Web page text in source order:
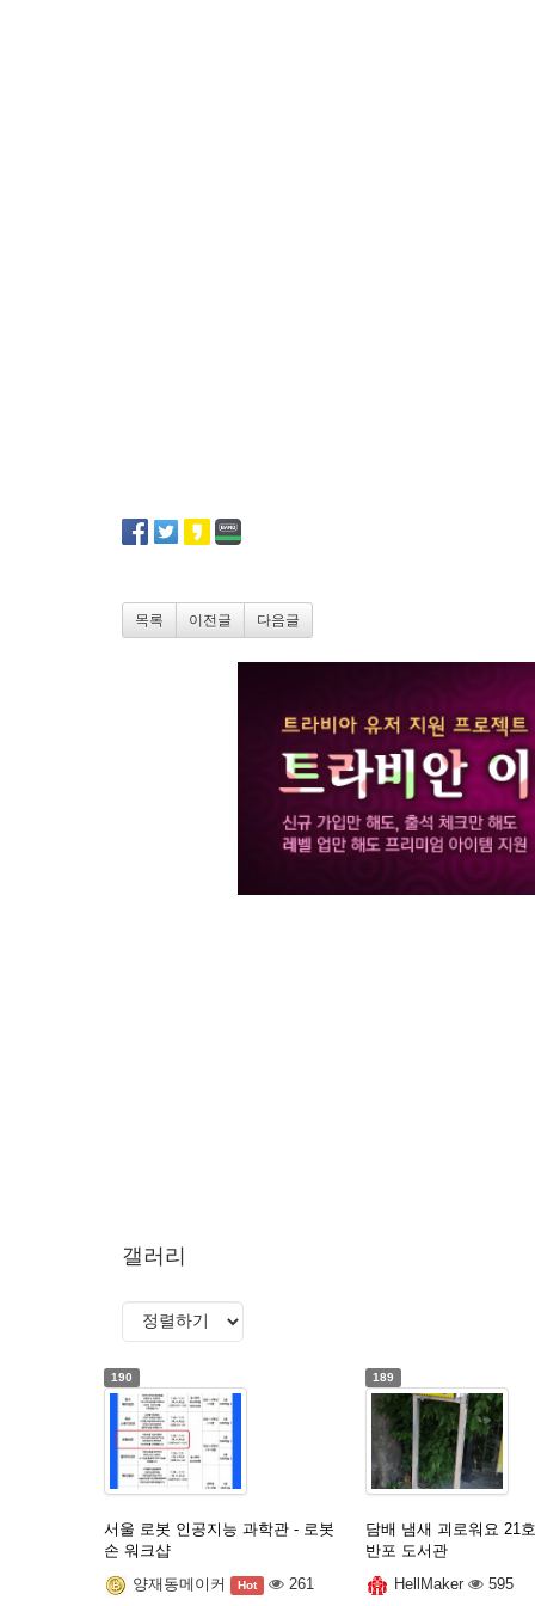
목록 이전글 다음글
갤러리
190
서울 로봇 인공지능 과학관 - 로봇
손 워크샵
양재동메이커
Hot 261
189
담배 냄새 괴로워요 21
반포 도서관
HellMaker
595